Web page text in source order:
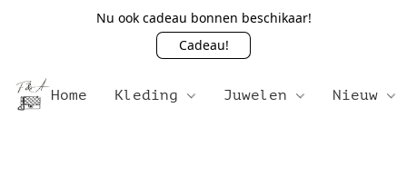
Nu ook cadeau bonnen beschikaar!
Cadeau!
Home Kleding Juwelen Nieuw